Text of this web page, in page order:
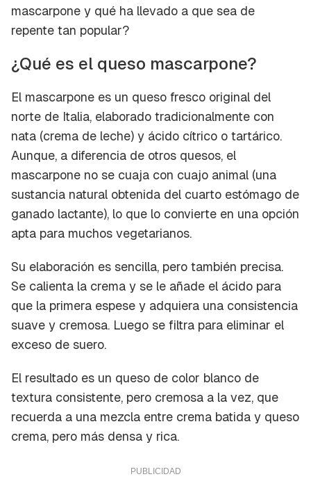
mascarpone y qué ha llevado a que sea de
repente tan popular?
¿Qué es el queso mascarpone?
El mascarpone es un queso fresco original del
norte de Italia, elaborado tradicionalmente con
nata (crema de leche) y ácido cítrico o tartárico.
Aunque, a diferencia de otros quesos, el
mascarpone no se cuaja con cuajo animal (una
sustancia natural obtenida del cuarto estómago de
ganado lactante), lo que lo convierte en una opción
apta para muchos vegetarianos.
Su elaboración es sencilla, pero también precisa.
Se calienta la crema y se le añade el ácido para
que la primera espese y adquiera una consistencia
suave y cremosa. Luego se filtra para eliminar el
exceso de suero.
El resultado es un queso de color blanco de
textura consistente, pero cremosa a la vez, que
recuerda a una mezcla entre crema batida y queso
crema, pero más densa y rica.